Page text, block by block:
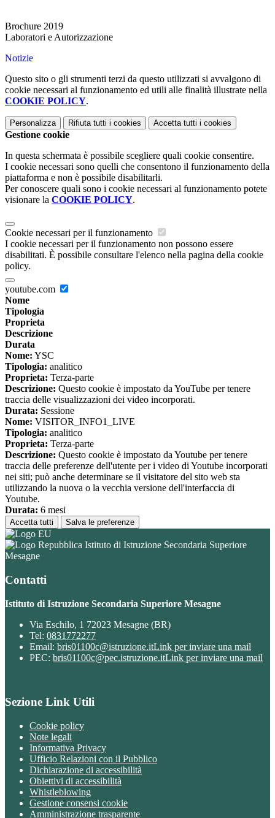
Brochure 2019
Laboratori e Autorizzazione
Notizie
Questo sito o gli strumenti terzi da questo utilizzati si avvalgono di
cookie necessari al funzionamento ed utili alle finalità illustrate nella
COOKIE POLICY.
Personalizza Rifiuta tutti i cookies Accetta tutti i cookies
Gestione cookie
In questa schermata è possibile scegliere quali cookie consentire.
I cookie necessari sono quelli che consentono il funzionamento della
piattaforma e non è possibile disabilitarli.
Per conoscere quali sono i cookie necessari al funzionamento potete
visionare la COOKIE POLICY.
Cookie necessari per il funzionamento
I cookie necessari per il funzionamento non possono essere
disabilitati. È possibile consultare l'elenco nella pagina della cookie
policy.
youtube.com
Nome
Tipologia
Proprieta
Descrizione
Durata
Nome: YSC
Tipologia: analitico
Proprieta: Terza-parte
Descrizione: Questo cookie è impostato da YouTube per tenere
traccia delle visualizzazioni dei video incorporati.
Durata: Sessione
Nome: VISITOR_INFO1_LIVE
Tipologia: analitico
Proprieta: Terza-parte
Descrizione: Questo cookie è impostato da Youtube per tenere
traccia delle preferenze dell'utente per i video di Youtube incorporati
nei siti; può anche determinare se il visitatore del sito web sta
utilizzando la nuova o la vecchia versione dell'interfaccia di
Youtube.
Durata: 6 mesi
Accetta tutti Salva le preferenze
Istituto di Istruzione Secondaria Superiore
Mesagne
Contatti
Istituto di Istruzione Secondaria Superiore Mesagne
Via Eschilo, 1 72023 Mesagne (BR)
Tel: 0831772277
Email: bris01100c@istruzione.itLink per inviare una mail
PEC: bris01100c@pec.istruzione.itLink per inviare una mail
Sezione Link Utili
Cookie policy
Note legali
Informativa Privacy
Ufficio Relazioni con il Pubblico
Dichiarazione di accessibilità
Obiettivi di accessibilità
Whistleblowing
Gestione consensi cookie
Amministrazione trasparente